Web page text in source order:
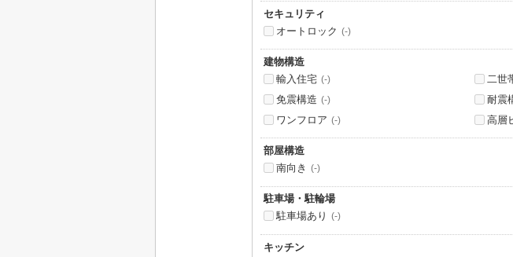
セキュリティ
オートロック (-)
建物構造
輸入住宅 (-) 二世
免震構造 (-) 耐震
ワンフロア (-) 高層
部屋構造
南向き
(-)
駐車場・駐輪場
駐車場あり
(-)
キッチン